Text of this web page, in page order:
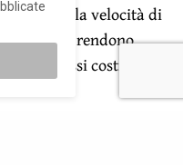
alla velocità di
rendono
e con bassi costi di